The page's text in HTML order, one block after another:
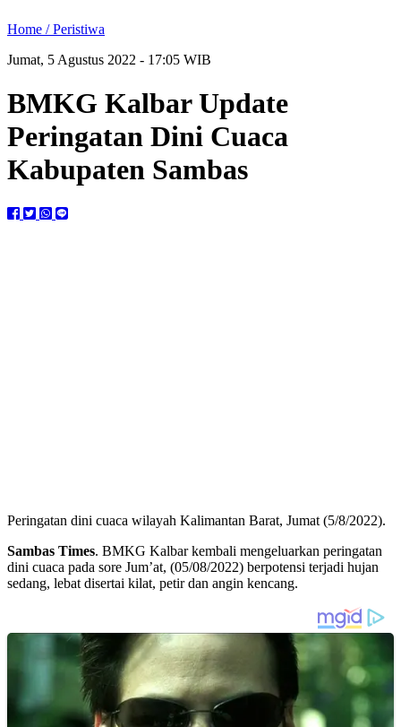
Home /Peristiwa
Jumat, 5 Agustus 2022 - 17:05 WIB
BMKG Kalbar Update
Peringatan Dini Cuaca
Kabupaten Sambas
Peringatan dini cuaca wilayah Kalimantan Barat, Jumat (5/8/2022).
Sambas Times. BMKG Kalbar kembali mengeluarkan peringatan
dini cuaca pada sore Jum’at, (05/08/2022) berpotensi terjadi hujan
sedang, lebat disertai kilat, petir dan angin kencang.